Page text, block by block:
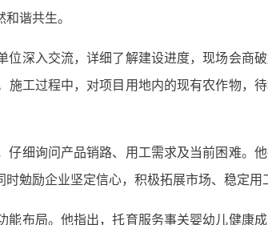
谐共生。
深入交流，详细了解建设进度，现场会商
工过程中，对项目用地内的现有农作物，
细询问产品销路、用工需求及当前困难。
勉励企业坚定信心，积极拓展市场、稳定用
布局。他指出，托育服务事关婴幼儿健康